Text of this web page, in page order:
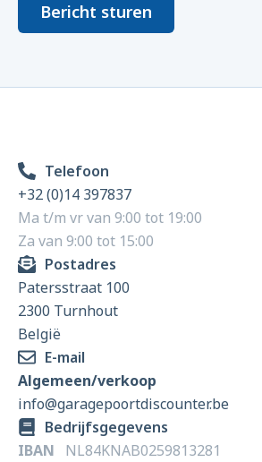
Bericht sturen
Telefoon
+32 (0)14 397837
Ma t/m vr van 9:00 tot 19:00
Za van 9:00 tot 15:00
Postadres
Patersstraat 100
2300 Turnhout
België
E-mail
Algemeen/verkoop
info@garagepoortdiscounter.be
Bedrijfsgegevens
IBAN NL84KNAB0259813281